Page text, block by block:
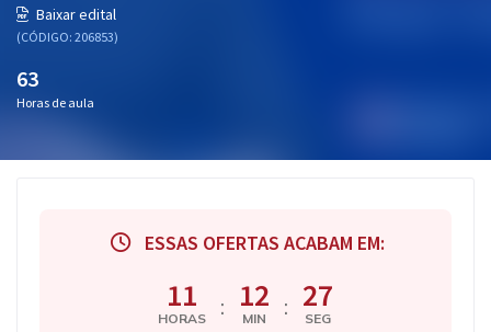
Aprovados
Atendimento
Baixar edital
(CÓDIGO: 206853)
63
Horas de aula
ESSAS OFERTAS ACABAM EM:
11
HORAS : 12
MIN : 26
SEG